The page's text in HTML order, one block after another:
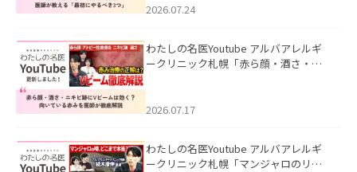
た。
2026.07.24
わたしの名医Youtube アルバアレルギ
ークリニック札幌「赤ら顔・酒さ・ニ
した。
2026.07.17
わたしの名医Youtube アルバアレルギ
ークリニック札幌「マンジャロのリア